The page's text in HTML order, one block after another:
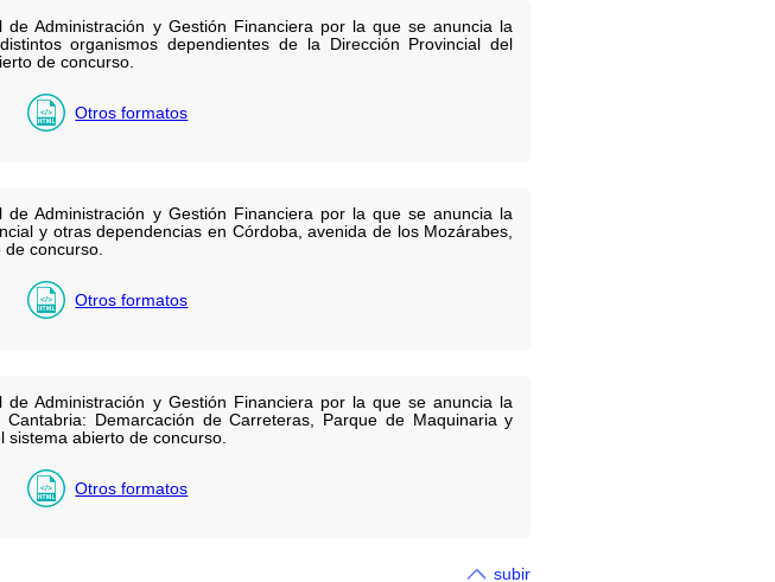
Administración y Gestión Financiera por la que se anuncia la
organismos dependientes de la Dirección Provincial del
de concurso.
Otros formatos
Administración y Gestión Financiera por la que se anuncia la
y otras dependencias en Córdoba, avenida de los Mozárabes,
de concurso.
Otros formatos
Administración y Gestión Financiera por la que se anuncia la
Demarcación de Carreteras, Parque de Maquinaria y
abierto de concurso.
Otros formatos
subir